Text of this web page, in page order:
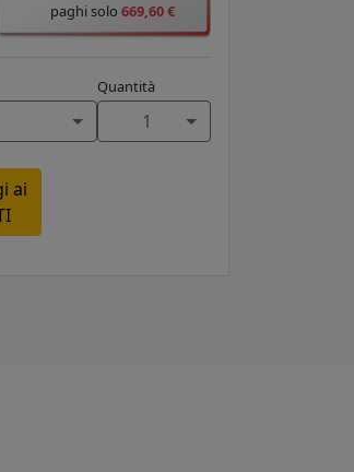
paghi solo 669,60 €
Quantità
1
ai